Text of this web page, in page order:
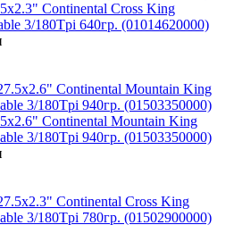
Continental Cross King
3/180Tpi 640гр. (01014620000)
Continental Mountain King
3/180Tpi 940гр. (01503350000)